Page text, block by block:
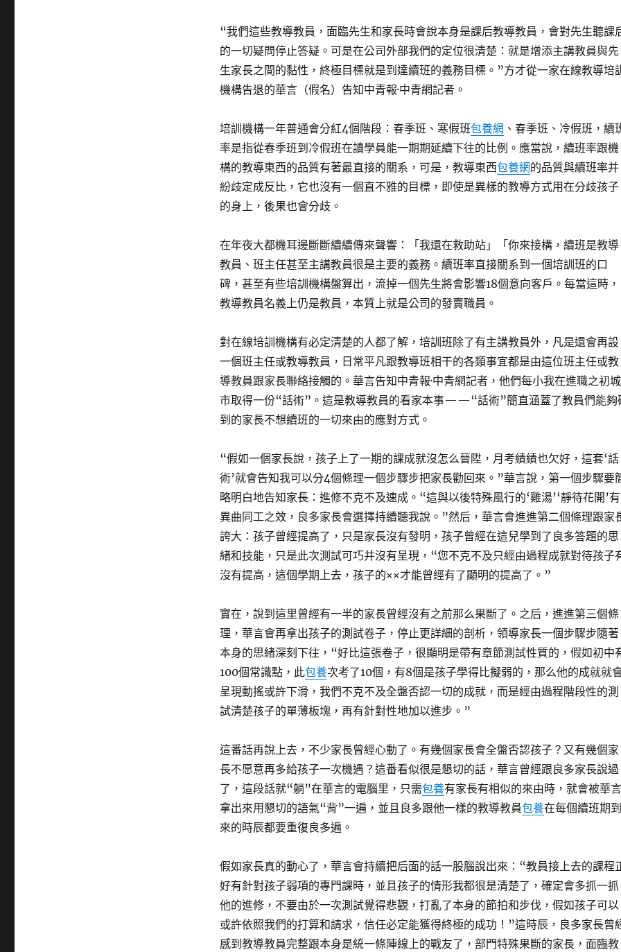
“我們這些教導教員，面臨先生和家長時會說本身是課后教導教員，會對先生聽課
的一切疑問停止答疑。可是在公司外部我們的定位很清楚：就是增添主講教員與先
生家長之間的黏性，終極目標就是到達續班的義務目標。”方才從一家在線教導培
機構告退的華言（假名）告知中青報·中青網記者。
培訓機構一年普通會分紅4個階段：春季班、寒假班包養網 、春季班、冷假班，續
率是指從春季班到冷假班在讀學員能一期期延續下往的比例。應當說，續班率跟機
構的教導東西的品質有著最直接的關系，可是，教導東西包養網的品質與續班率并
紛歧定成反比，它也沒有一個直不雅的目標，即使是異樣的教導方式用在分歧孩子
的身上，後果也會分歧。
在年夜大都機耳邊斷斷續續傳來聲響：「我還在救助站」「你來接構，續班是教導
教員、班主任甚至主講教員很是主要的義務。續班率直接關系到一個培訓班的口
碑，甚至有些培訓機構盤算出，流掉一個先生將會影響18個意向客戶。每當這時，
教導教員名義上仍是教員，本質上就是公司的發賣職員。
對在線培訓機構有必定清楚的人都了解，培訓班除了有主講教員外，凡是還會再設
一個班主任或教導教員，日常平凡跟教導班相干的各類事宜都是由這位班主任或教
導教員跟家長聯絡接觸的。華言告知中青報·中青網記者，他們每小我在進職之初城
市取得一份“話術”。這是教導教員的看家本事——“話術”簡直涵蓋了教員們能夠
到的家長不想續班的一切來由的應對方式。
“假如一個家長說，孩子上了一期的課成就沒怎么晉陞，月考績績也欠好，這套‘話
術’就會告知我可以分4個條理一個步驟步把家長勸回來。”華言說，第一個步驟要
略明白地告知家長：進修不克不及速成。“這與以後特殊風行的‘雞湯’‘靜待花開’有
異曲同工之效，良多家長會選擇持續聽我說。”然后，華言會進進第二個條理跟家
誇大：孩子曾經提高了，只是家長沒有發明，孩子曾經在這兒學到了良多答題的思
緒和技能，只是此次測試可巧并沒有呈現，“您不克不及只經由過程成就對待孩子
沒有提高，這個學期上去，孩子的××才能曾經有了顯明的提高了。”
實在，說到這里曾經有一半的家長曾經沒有之前那么果斷了。之后，進進第三個條
理，華言會再拿出孩子的測試卷子，停止更詳細的剖析，領導家長一個步驟步隨著
本身的思緒深刻下往，“好比這張卷子，很顯明是帶有章節測試性質的，假如初中
100個常識點，此包養次考了10個，有8個是孩子學得比擬弱的，那么他的成就就
呈現動搖或許下滑，我們不克不及全盤否認一切的成就，而是經由過程階段性的測
試清楚孩子的單薄板塊，再有針對性地加以進步。”
這番話再說上去，不少家長曾經心動了。有幾個家長會全盤否認孩子？又有幾個家
長不愿意再多給孩子一次機遇？這番看似很是懇切的話，華言曾經跟良多家長說過
了，這段話就“躺”在華言的電腦里，只需包養有家長有相似的來由時，就會被華言
拿出來用懇切的語氣“背”一遍，並且良多跟他一樣的教導教員包養在每個續班期到
來的時辰都要重復良多遍。
假如家長真的動心了，華言會持續把后面的話一股腦說出來：“教員接上去的課程
好有針對孩子弱項的專門課時，並且孩子的情形我都很是清楚了，確定會多抓一抓
他的進修，不要由於一次測試覺得悲觀，打亂了本身的節拍和步伐，假如孩子可以
或許依照我們的打算和請求，信任必定能獲得終極的成功！”這時辰，良多家長曾
感到教導教員完整跟本身是統一條陣線上的戰友了，部門特殊果斷的家長，面臨教